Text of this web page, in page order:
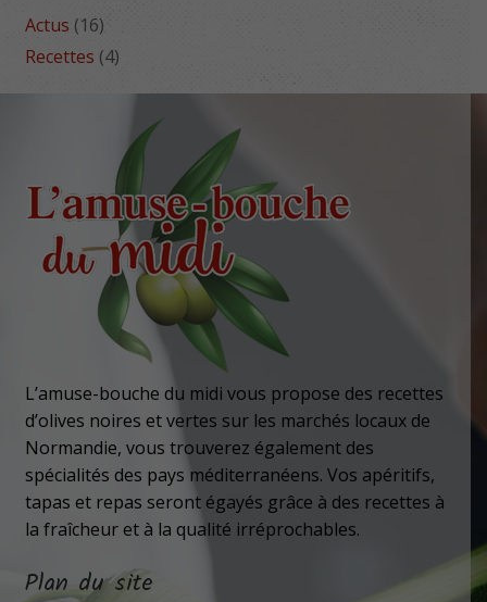
Actus (16)
Recettes (4)
L’amuse-bouche du midi vous propose des recettes
d’olives noires et vertes sur les marchés locaux de
Normandie, vous trouverez également des
spécialités des pays méditerranéens. Vos apéritifs,
tapas et repas seront égayés grâce à des recettes à
la fraîcheur et à la qualité irréprochables.
Plan du site